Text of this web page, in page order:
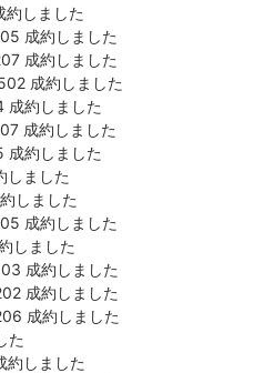
しました
成約しました
成約しました
成約しました
成約しました
成約しました
成約しました
しました
しました
成約しました
しました
成約しました
成約しました
成約しました
た
約しました